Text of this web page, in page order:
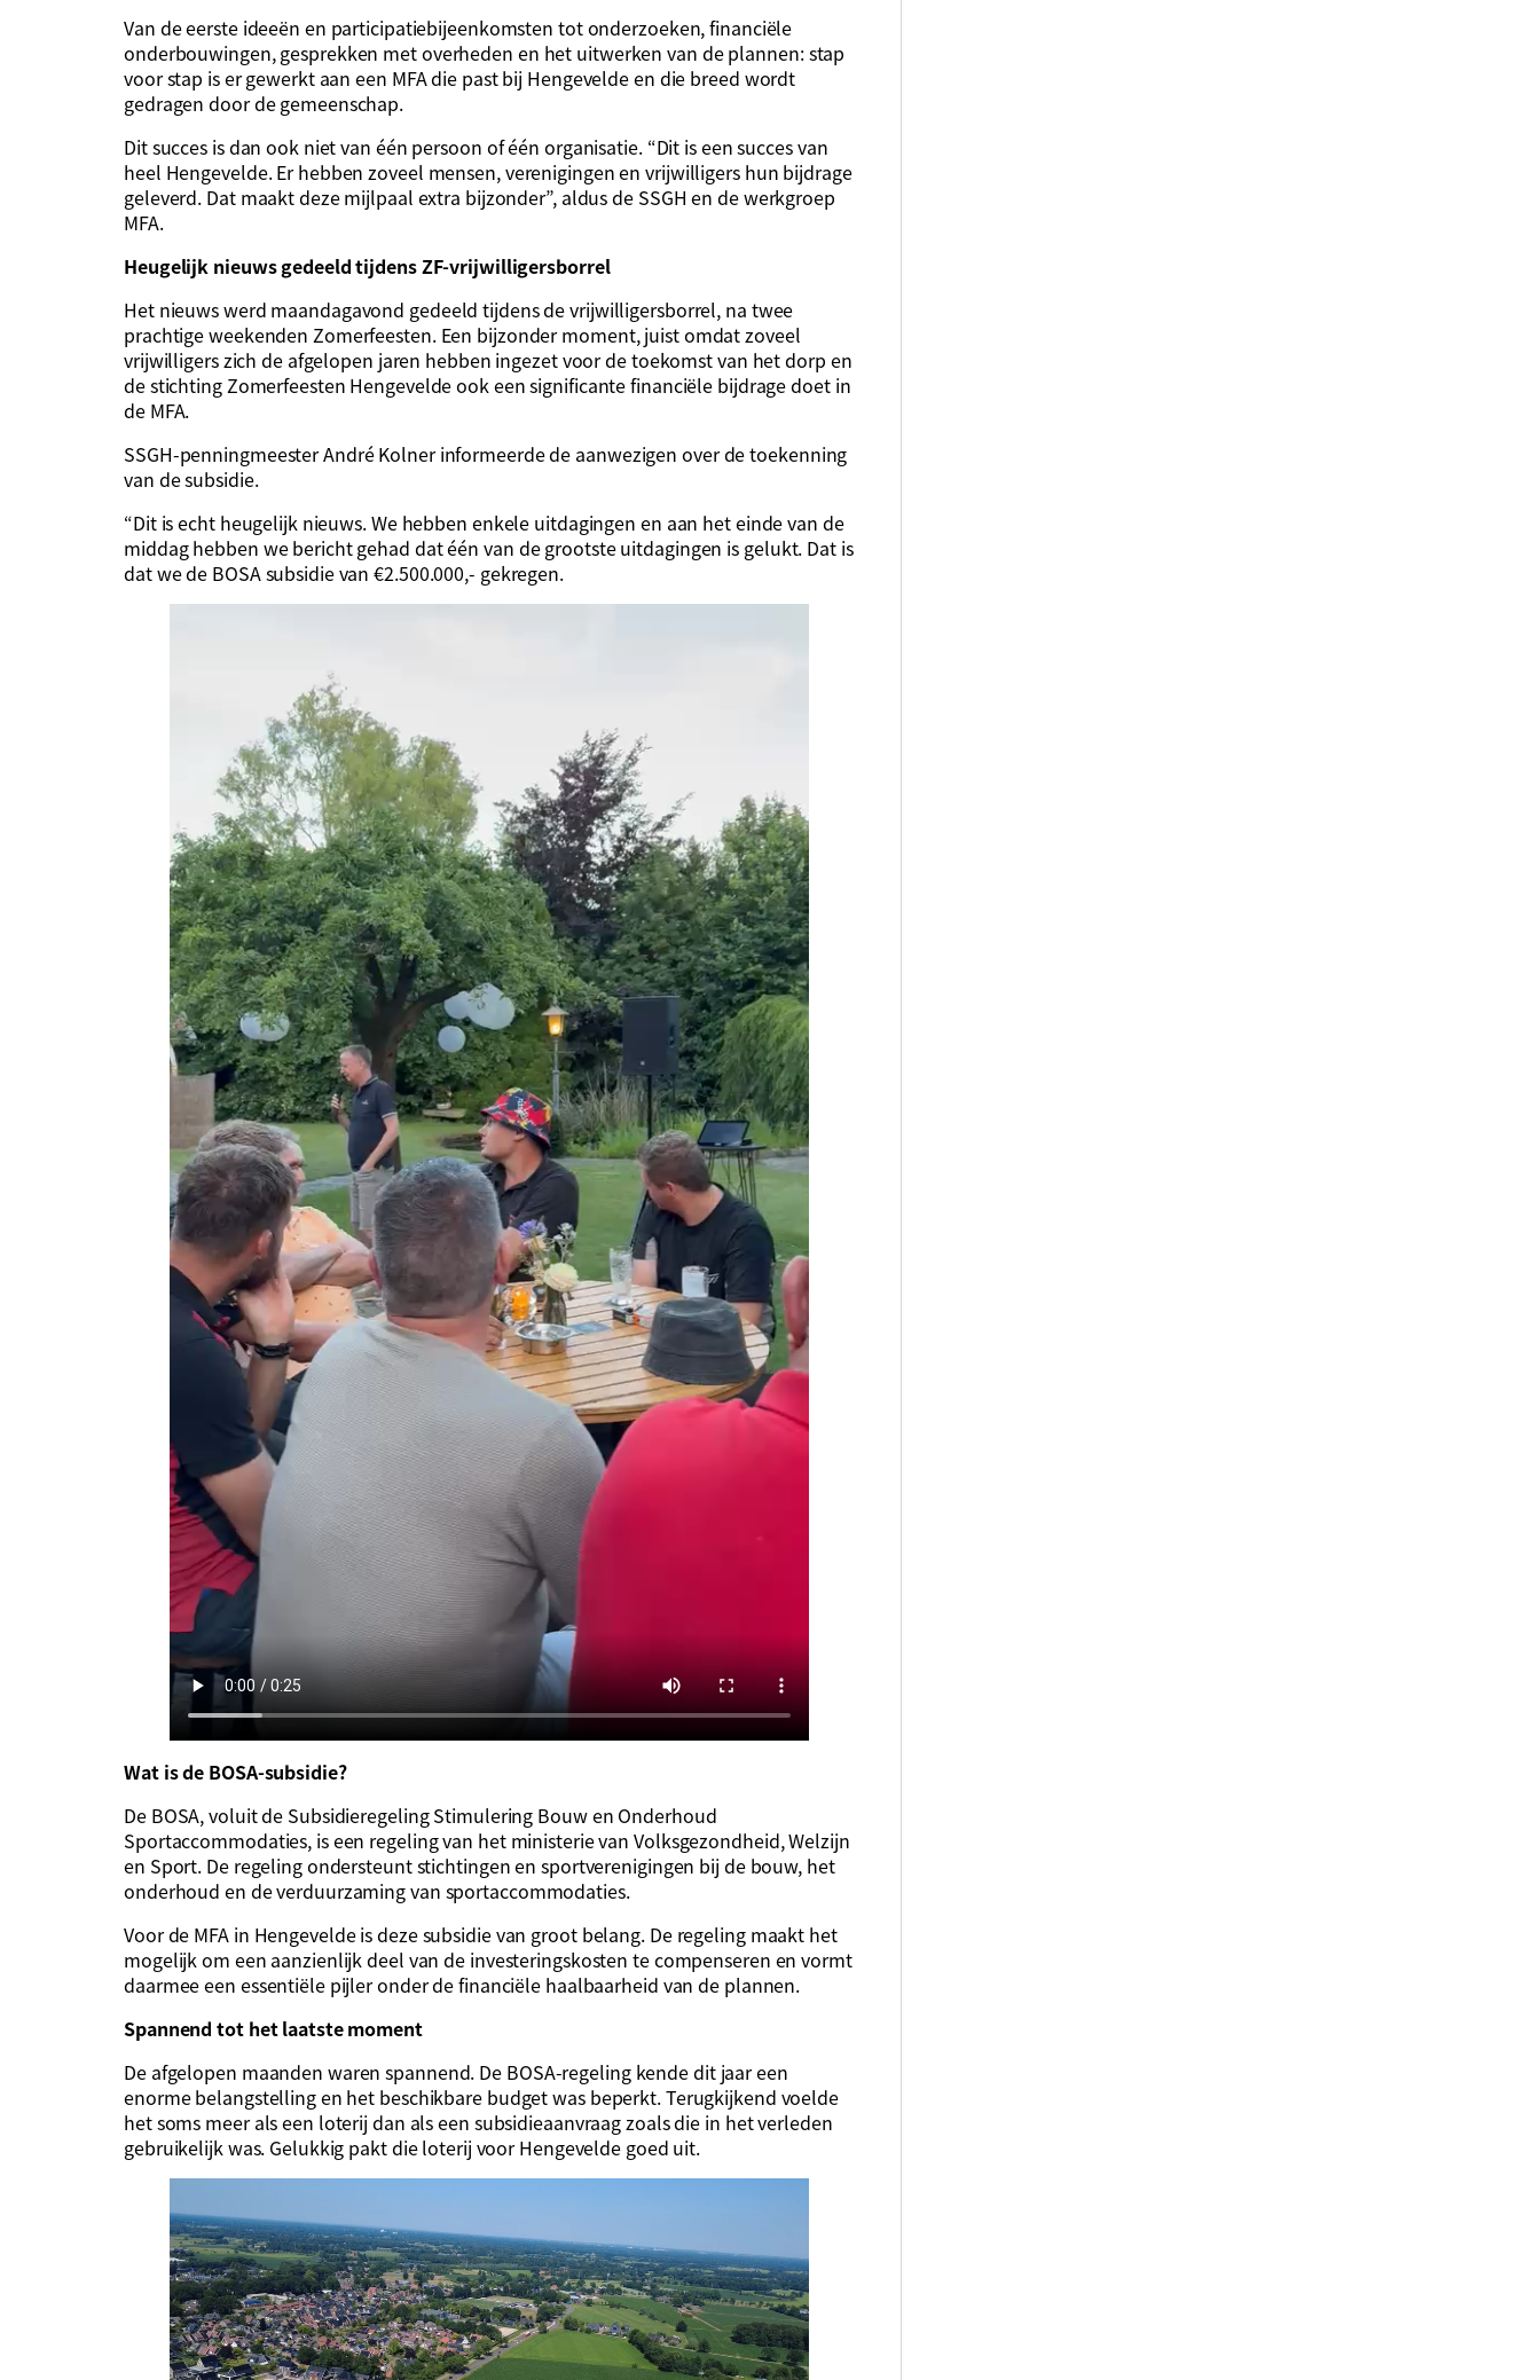
Van de eerste ideeën en participatiebijeenkomsten tot onderzoeken, financiële
onderbouwingen, gesprekken met overheden en het uitwerken van de plannen: stap
voor stap is er gewerkt aan een MFA die past bij Hengevelde en die breed wordt
gedragen door de gemeenschap.
Dit succes is dan ook niet van één persoon of één organisatie. “Dit is een succes van
heel Hengevelde. Er hebben zoveel mensen, verenigingen en vrijwilligers hun bijdrage
geleverd. Dat maakt deze mijlpaal extra bijzonder”, aldus de SSGH en de werkgroep
MFA.
Heugelijk nieuws gedeeld tijdens ZF-vrijwilligersborrel
Het nieuws werd maandagavond gedeeld tijdens de vrijwilligersborrel, na twee
prachtige weekenden Zomerfeesten. Een bijzonder moment, juist omdat zoveel
vrijwilligers zich de afgelopen jaren hebben ingezet voor de toekomst van het dorp en
de stichting Zomerfeesten Hengevelde ook een significante financiële bijdrage doet in
de MFA.
SSGH-penningmeester André Kolner informeerde de aanwezigen over de toekenning
van de subsidie.
“Dit is echt heugelijk nieuws. We hebben enkele uitdagingen en aan het einde van de
middag hebben we bericht gehad dat één van de grootste uitdagingen is gelukt. Dat is
dat we de BOSA subsidie van €2.500.000,- gekregen.
Wat is de BOSA-subsidie?
De BOSA, voluit de Subsidieregeling Stimulering Bouw en Onderhoud
Sportaccommodaties, is een regeling van het ministerie van Volksgezondheid, Welzijn
en Sport. De regeling ondersteunt stichtingen en sportverenigingen bij de bouw, het
onderhoud en de verduurzaming van sportaccommodaties.
Voor de MFA in Hengevelde is deze subsidie van groot belang. De regeling maakt het
mogelijk om een aanzienlijk deel van de investeringskosten te compenseren en vormt
daarmee een essentiële pijler onder de financiële haalbaarheid van de plannen.
Spannend tot het laatste moment
De afgelopen maanden waren spannend. De BOSA-regeling kende dit jaar een
enorme belangstelling en het beschikbare budget was beperkt. Terugkijkend voelde
het soms meer als een loterij dan als een subsidieaanvraag zoals die in het verleden
gebruikelijk was. Gelukkig pakt die loterij voor Hengevelde goed uit.